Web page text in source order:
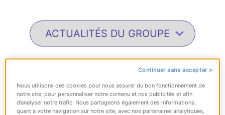
Continuer sans accepter >
Nous utilisons des cookies pour nous assurer du bon fonctionnement de
notre site, pour personnaliser notre contenu et nos publicités et afin
d’analyser notre trafic. Nous partageons également des informations,
quant à votre navigation sur notre site, avec nos partenaires analytiques,